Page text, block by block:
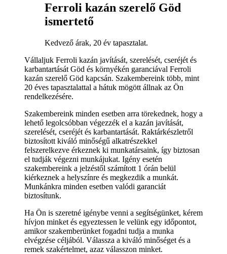
Ferroli kazán szerelő Göd
ismertető
Kedvező árak, 20 év tapasztalat.
Vállaljuk Ferroli kazán javítását, szerelését, cseréjét és
karbantartását Göd és környékén garanciával Ferroli
kazán szerelő Göd kapcsán. Szakembereink több, mint
20 éves tapasztalattal a hátuk mögött állnak az Ön
rendelkezésére.
Szakembereink minden esetben arra törekednek, hogy a
lehető legolcsóbban végezzék el a kazán javítását,
szerelését, cseréjét és karbantartását. Raktárkészletről
biztosított kiváló minőségű alkatrészekkel
felszerelkezve érkeznek ki munkatársaink, így biztosan
el tudják végezni munkájukat. Igény esetén
szakembereink a jelzéstől számított 1 órán belül
kiérkeznek a helyszínre és megkezdik a munkát.
Munkánkra minden esetben valódi garanciát
biztosítunk.
Ha Ön is szeretné igénybe venni a segítségünket, kérem
hívjon minket és egyeztessen le velünk egy időpontot,
amikor szakemberünket fogadni tudja a munka
elvégzése céljából. Válassza a kiváló minőséget és a
remek szakértelmet, azaz válasszon minket.